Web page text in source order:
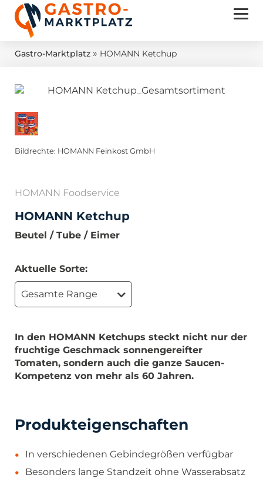
Gastro-Marktplatz » HOMANN Ketchup
Bildrechte: HOMANN Feinkost GmbH
HOMANN Foodservice
HOMANN Ketchup
Beutel / Tube / Eimer
Aktuelle Sorte:
Gesamte Range
In den HOMANN Ketchups steckt nicht nur der
fruchtige Geschmack sonnengereifter
Tomaten, sondern auch die ganze Saucen-
Kompetenz von mehr als 60 Jahren.
Produkteigenschaften
In verschiedenen Gebindegrößen verfügbar
Besonders lange Standzeit ohne Wasserabsatz